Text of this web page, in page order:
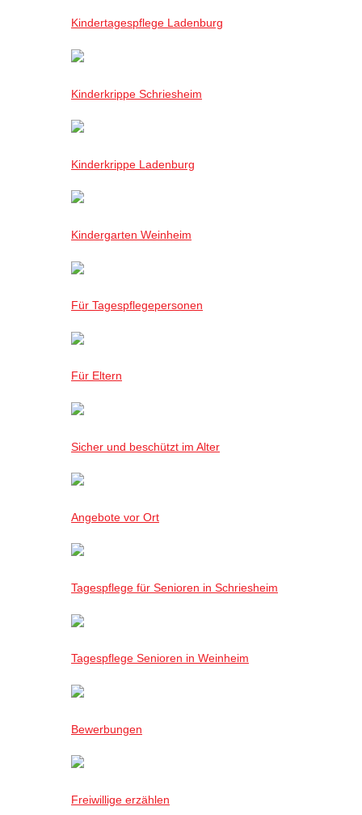
Kindertagespflege Ladenburg
Kinderkrippe Schriesheim
Kinderkrippe Ladenburg
Kindergarten Weinheim
Für Tagespflegepersonen
Für Eltern
Sicher und beschützt im Alter
Angebote vor Ort
Tagespflege für Senioren in Schriesheim
Tagespflege Senioren in Weinheim
Bewerbungen
Freiwillige erzählen